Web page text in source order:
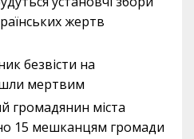
жертв
безвісти на
мертвим
громадянин міста
15 мешканцям громади